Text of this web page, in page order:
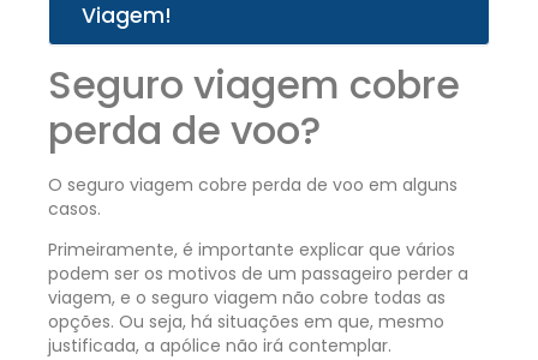
Viagem!
Seguro viagem cobre
perda de voo?
O seguro viagem cobre perda de voo em alguns
casos.
Primeiramente, é importante explicar que vários
podem ser os motivos de um passageiro perder a
viagem, e o seguro viagem não cobre todas as
opções. Ou seja, há situações em que, mesmo
justificada, a apólice não irá contemplar.